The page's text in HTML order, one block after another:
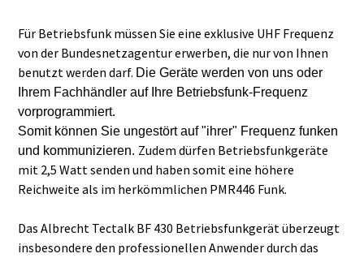
Für Betriebsfunk müssen Sie eine exklusive UHF Frequenz
von der Bundesnetzagentur erwerben, die nur von Ihnen
benutzt werden darf. Die Geräte werden von uns oder
Ihrem Fachhändler auf Ihre Betriebsfunk-Frequenz
vorprogrammiert.
Somit können Sie ungestört auf "ihrer" Frequenz funken
und kommunizieren. Zudem dürfen Betriebsfunkgeräte
mit 2,5 Watt senden und haben somit eine höhere
Reichweite als im herkömmlichen PMR446 Funk.
Das Albrecht Tectalk BF 430 Betriebsfunkgerät überzeugt
insbesondere den professionellen Anwender durch das